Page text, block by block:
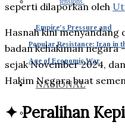
Empire’s Pressure and
Popular Resistance: Iran in
Age of Economic War
NASIONAL
seperti dilaporkan oleh
Hasnah kini menyandang
badan kehakiman negara
sejak November 2024,
Hakim Negara buat
✦ Peralihan